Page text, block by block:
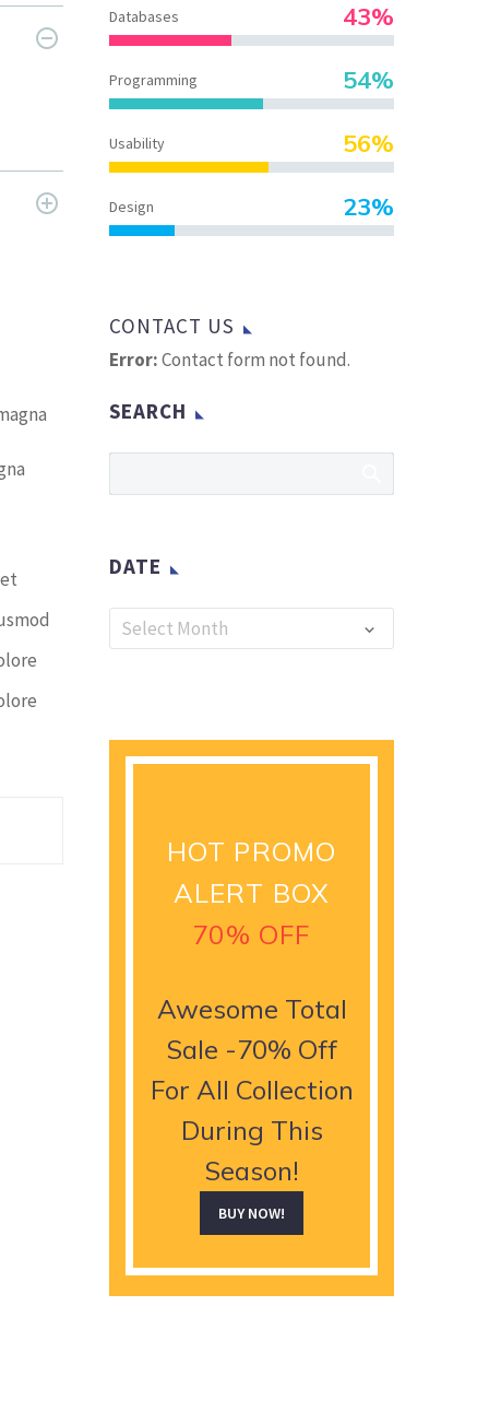
Databases 43%
Programming 54%
Usability 56%
Design 23%
CONTACT US
Error:Contact form not found.
SEARCH
DATE
Date
Select Month
HOT PROMO
ALERT BOX
70% OFF
Awesome Total
Sale -70% Off
For All Collection
During This
Season!
BUY NOW!